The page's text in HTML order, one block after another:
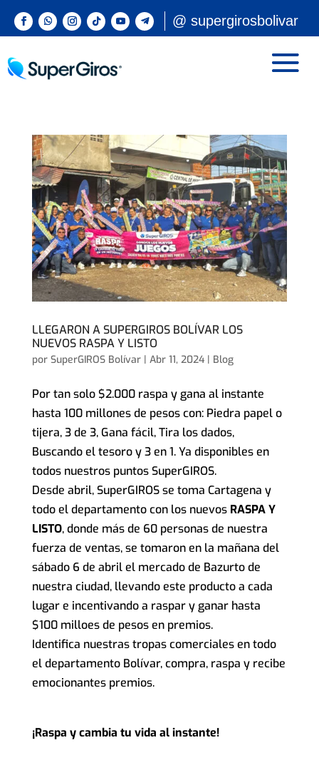
@ supergirosbolivar
LLEGARON A SUPERGIROS BOLÍVAR LOS
NUEVOS RASPA Y LISTO
por SuperGIROS Bolívar| Abr 11, 2024| Blog
Por tan solo $2.000 raspa y gana al instante
hasta 100 millones de pesos con: Piedra papel o
tijera, 3 de 3, Gana fácil, Tira los dados,
Buscando el tesoro y 3 en 1. Ya disponibles en
todos nuestros puntos SuperGIROS.
Desde abril, SuperGIROS se toma Cartagena y
todo el departamento con los nuevosRASPA Y
LISTO, donde más de 60 personas de nuestra
fuerza de ventas, se tomaron en la mañana del
sábado 6 de abril el mercado de Bazurto de
nuestra ciudad, llevando este producto a cada
lugar e incentivando a raspar y ganar hasta
$100 milloes de pesos en premios.
Identifica nuestras tropas comerciales en todo
el departamento Bolívar, compra, raspa y recibe
emocionantes premios.
¡Raspa y cambia tu vida al instante!